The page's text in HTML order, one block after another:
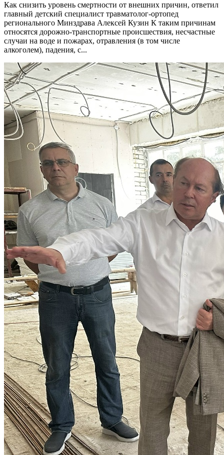
Как снизить уровень смертности от внешних причин, ответил
главный детский специалист травматолог-ортопед
регионального Минздрава Алексей Кузин К таким причинам
относятся дорожно-транспортные происшествия, несчастные
случаи на воде и пожарах, отравления (в том числе
алкоголем), падения, с...